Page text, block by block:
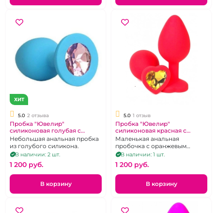
ХИТ
5.0 2 отзыва
Пробка "Ювелир"
силиконовая голубая с
розовым кристаллом
Небольшая анальная пробка
из голубого силикона.
В наличии: 2 шт.
1 200 pуб.
В корзину
5.0 1 отзыв
Пробка "Ювелир"
силиконовая красная с
оранжевым кристаллом
Маленькая анальная
пробочка с оранжевым
кристаллом в виде сердца
В наличии: 1 шт.
1 200 pуб.
В корзину